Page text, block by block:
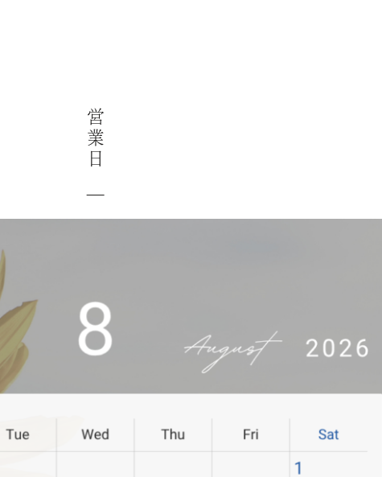
営
業
日